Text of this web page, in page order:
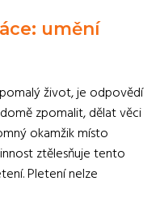
umění
život, je odpovědí
zpomalit, dělat věci
okamžik místo
ztělesňuje tento
Pletení nelze